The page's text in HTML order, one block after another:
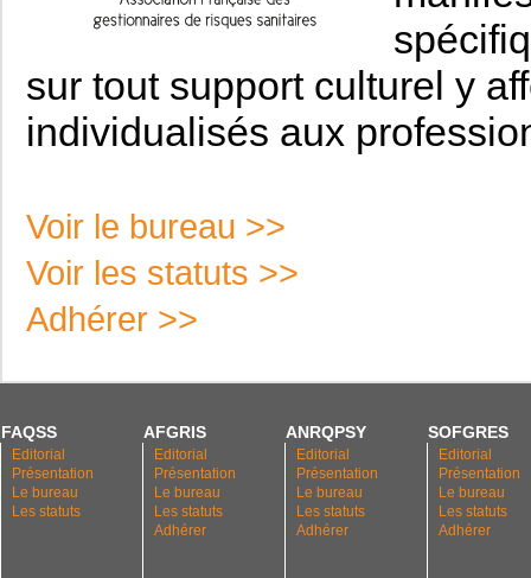
sur tout support culturel y
individualisés aux
Voir le bureau >>
Voir les statuts >>
Adhérer >>
FAQSS AFGRIS ANRQPSY SOFGRES
Editorial
Présentation
Le bureau
Les statuts
Editorial
Présentation
Le bureau
Les statuts
Adhérer
Editorial
Présentation
Le bureau
Les statuts
Adhérer
Editorial
Présentation
Le bureau
Les statuts
Adhérer